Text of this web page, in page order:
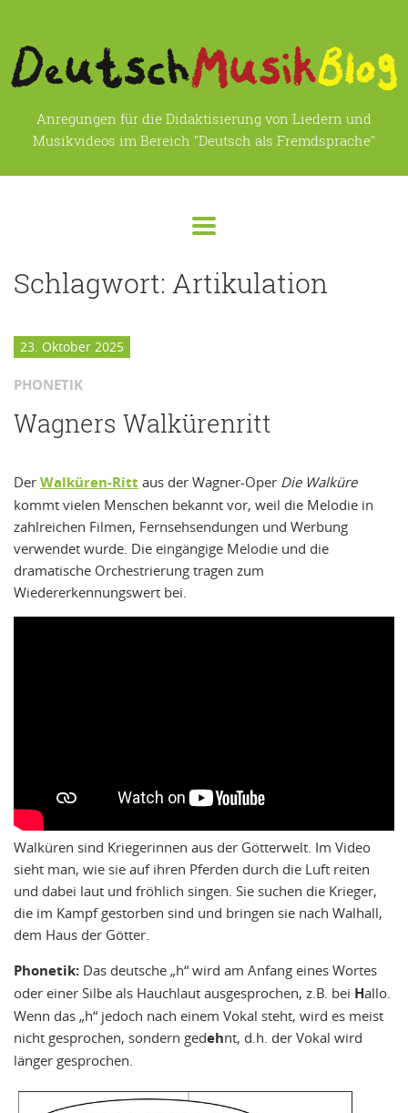
Anregungen für die Didaktisierung von Liedern und
Musikvideos im Bereich "Deutsch als Fremdsprache"
Schlagwort: Artikulation
23. Oktober 2025
PHONETIK
Wagners Walkürenritt
Der Walküren-Ritt aus der Wagner-Oper Die Walküre
kommt vielen Menschen bekannt vor, weil die Melodie in
zahlreichen Filmen, Fernsehsendungen und Werbung
verwendet wurde. Die eingängige Melodie und die
dramatische Orchestrierung tragen zum
Wiedererkennungswert bei.
Walküren sind Kriegerinnen aus der Götterwelt. Im Video
sieht man, wie sie auf ihren Pferden durch die Luft reiten
und dabei laut und fröhlich singen. Sie suchen die Krieger,
die im Kampf gestorben sind und bringen sie nach Walhall,
dem Haus der Götter.
Phonetik: Das deutsche „h“ wird am Anfang eines Wortes
oder einer Silbe als Hauchlaut ausgesprochen, z.B. bei Hallo.
Wenn das „h“ jedoch nach einem Vokal steht, wird es meist
nicht gesprochen, sondern gedehnt, d.h. der Vokal wird
länger gesprochen.